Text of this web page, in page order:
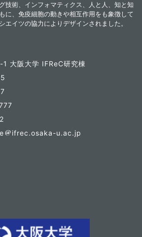
技術、インフォマティクス、人と人、知と知
に、免疫細胞の動きや相互作用をも象徴して
エイツの協力によりデザインされました。
大阪大学 IFReC研究棟
ifrec.osaka-u.ac.jp